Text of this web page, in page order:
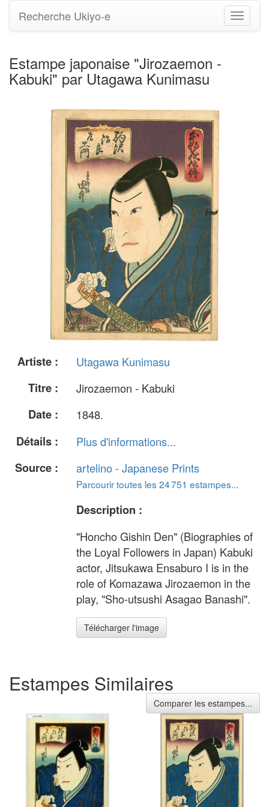
Basculer
la
Recherche Ukiyo-e
Estampe japonaise "Jirozaemon -
Kabuki" par Utagawa Kunimasu
Artiste :
Utagawa Kunimasu
Titre :
Jirozaemon - Kabuki
Date :
1848.
Détails :
Plus d'informations...
Source :
artelino - Japanese Prints
Parcourir toutes les 24 751 estampes...
Description :
"Honcho Gishin Den" (Biographies of
the Loyal Followers in Japan) Kabuki
actor, Jitsukawa Ensaburo I is in the
role of Komazawa Jirozaemon in the
play, "Sho-utsushi Asagao Banashi".
Télécharger l'image
Estampes Similaires
Comparer les estampes...